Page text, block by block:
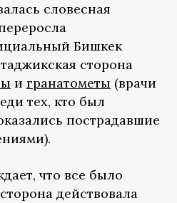
словесная
Бишкек
сторона
и гранатометы (врачи
тех, кто был
пострадавшие
что все было
действовала